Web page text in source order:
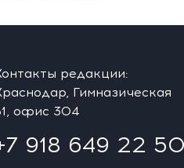
редакции:
Гимназическая
офис 304
918 649 22 50